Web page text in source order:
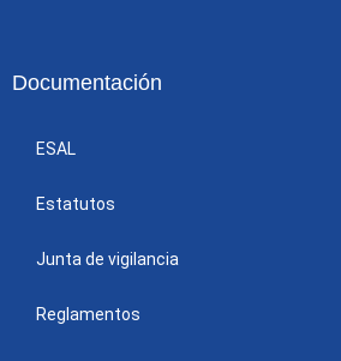
Documentación
ESAL
Estatutos
Junta de vigilancia
Reglamentos